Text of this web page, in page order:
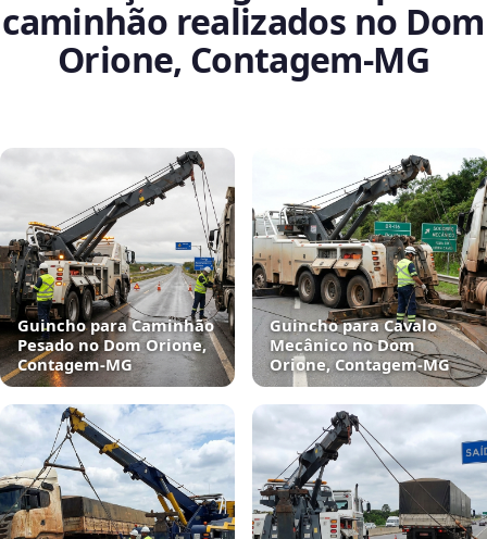
caminhão realizados no Dom
Orione, Contagem‑MG
Guincho para Caminhão
Pesado no Dom Orione,
Contagem‑MG
Guincho para Cavalo
Mecânico no Dom
Orione, Contagem‑MG